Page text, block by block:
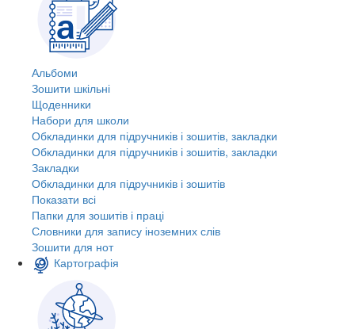
Альбоми
Зошити шкільні
Щоденники
Набори для школи
Обкладинки для підручників і зошитів, закладки
Обкладинки для підручників і зошитів, закладки
Закладки
Обкладинки для підручників і зошитів
Показати всі
Папки для зошитів і праці
Словники для запису іноземних слів
Зошити для нот
Картографія